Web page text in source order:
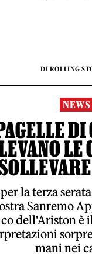
DI ROLLING
NEWS
LE
la terza
Sanremo
dell'Ariston è
mani nei